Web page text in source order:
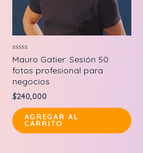
Valorado
en
0
de
5
Mauro Gatier: Sesión 50
fotos profesional para
negocios
$240,000
AGREGAR AL
CARRITO